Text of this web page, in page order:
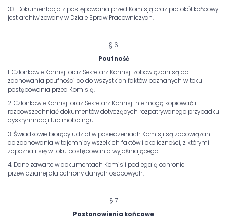
33. Dokumentacja z postępowania przed Komisją oraz protokół końcowy
jest archiwizowany w Dziale Spraw Pracowniczych.
§ 6
Poufność
1. Członkowie Komisji oraz Sekretarz Komisji zobowiązani są do
zachowania poufności co do wszystkich faktów poznanych w toku
postępowania przed Komisją.
2. Członkowie Komisji oraz Sekretarz Komisji nie mogą kopiować i
rozpowszechniać dokumentów dotyczących rozpatrywanego przypadku
dyskryminacji lub mobbingu.
3. Świadkowie biorący udział w posiedzeniach Komisji są zobowiązani
do zachowania w tajemnicy wszelkich faktów i okoliczności, z którymi
zapoznali się w toku postępowania wyjaśniającego.
4. Dane zawarte w dokumentach Komisji podlegają ochronie
przewidzianej dla ochrony danych osobowych.
§ 7
Postanowienia końcowe